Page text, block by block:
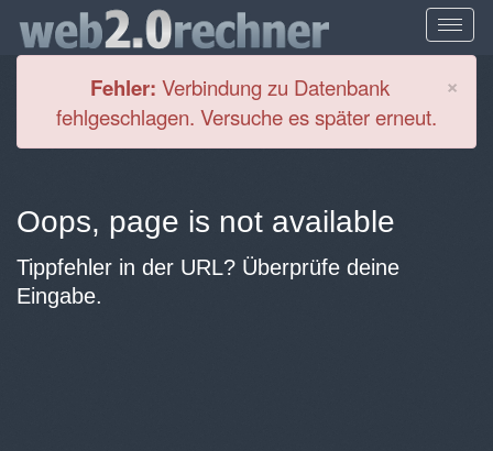
×
Fehler: Verbindung zu Datenbank
fehlgeschlagen. Versuche es später erneut.
Oops, page is not available
Tippfehler in der URL? Überprüfe deine
Eingabe.